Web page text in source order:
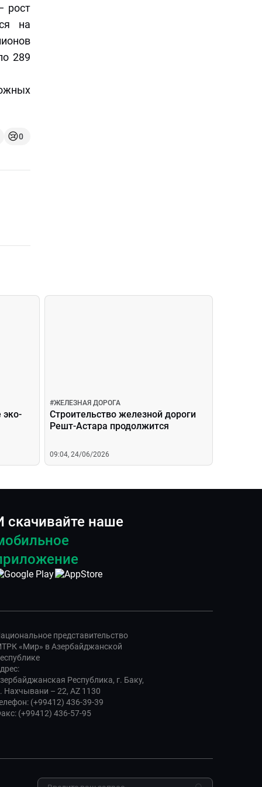
рост
на
289
😢0
эко-
#ЖЕЛЕЗНАЯ ДОРОГА
Строительство железной дороги
Решт-Астара продолжится
09:04, 24/06/2026
скачивайте наше
представительство
«Мир» в Азербайджанской
Республика, г. Баку,
Нахчывани – 22, AZ 1130
(+99412) 436-39-39
(+99412) 436-57-95